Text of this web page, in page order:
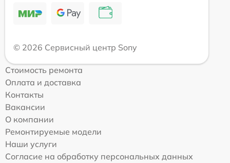
© 2026 Сервисный центр Sony
Стоимость ремонта
Оплата и доставка
Контакты
Вакансии
О компании
Ремонтируемые модели
Наши услуги
Согласие на обработку персональных данных